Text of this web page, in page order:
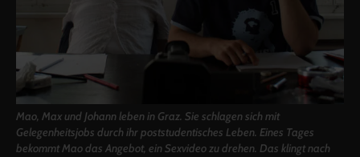
Mao, Max und Johann leben in Graz. Sie schlagen sich mit
Gelegenheitsjobs durch ihr poststudentisches Leben. Eines Tages
bekommt Mao das Angebot, ein Sexvideo zu drehen. Das klingt nach